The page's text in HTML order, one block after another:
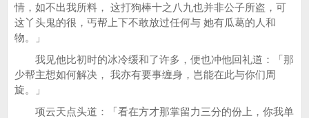
情，如不出我所料， 这打狗棒十之八九也并非公子所盗，可
这丫头鬼的很，丐帮上下不敢放过任何与 她有瓜葛的人和
物。」
我见他比初时的冰冷缓和了许多，便也冲他回礼道：「那
少帮主想如何解决， 我亦有要事缠身，岂能在此与你们周
旋。」
项云天点头道：「看在方才那掌留力三分的份上，你我单